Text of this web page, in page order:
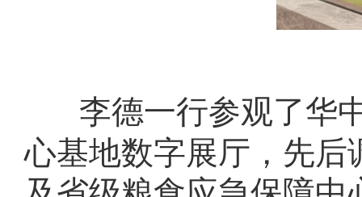
李德一行参观了华
心基地数字展厅，先后